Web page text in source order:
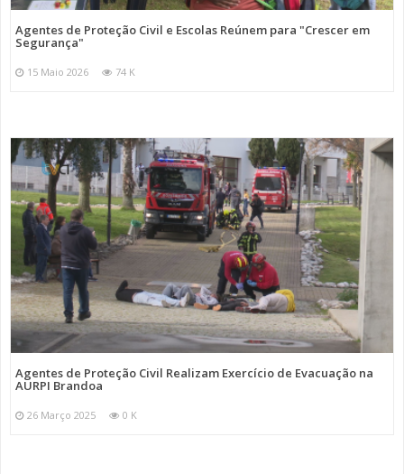
Agentes de Proteção Civil e Escolas Reúnem para "Crescer em
Segurança"
15 Maio 2026 74 K
Agentes de Proteção Civil Realizam Exercício de Evacuação na
AURPI Brandoa
26 Março 2025 0 K